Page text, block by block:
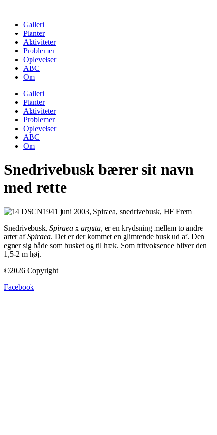
contentGalleri
Planter
Aktiviteter
Problemer
Oplevelser
ABC
Om
Galleri
Planter
Aktiviteter
Problemer
Oplevelser
ABC
Om
Snedrivebusk bærer sit navn
med rette
Snedrivebusk, Spiraea x arguta, er en krydsning mellem to andre
arter afSpiraea. Det er der kommet en glimrende busk ud af. Den
egner sig både som busket og til hæk. Som fritvoksende bliver den
1,5-2 m høj.
©2026 Copyright
Facebook